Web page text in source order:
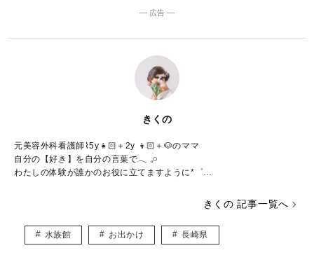
― 広告 ―
きくの
元美容外科看護師⌇5y👧🏻＋2y 👦🏻＋🐶のママ
自分の【好き】を自分の言葉で𓂃 𓈒𓏸
わたしの体験が誰かのお役に立てますように*゜
https://room.rakuten.co.jp/room_bc5a4ad644/items
きくの 記事一覧へ
水族館 お出かけ 長崎県